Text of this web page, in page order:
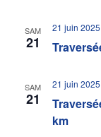
SAM
21
21 juin
SAM
21
km
21 juin